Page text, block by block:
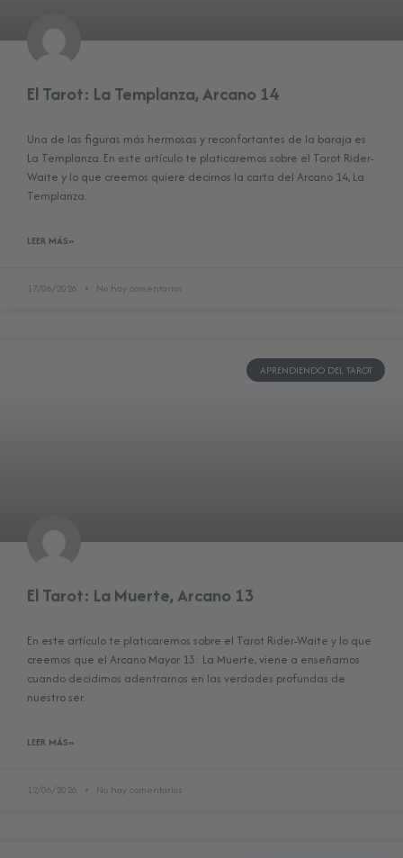
El Tarot: La Templanza, Arcano 14
Una de las figuras más hermosas y reconfortantes de la baraja es
La Templanza. En este artículo te platicaremos sobre el Tarot Rider-
Waite y lo que creemos quiere decirnos la carta del Arcano 14, La
Templanza.
LEER MÁS»
17/06/2026 No hay comentarios
APRENDIENDO DEL TAROT
El Tarot: La Muerte, Arcano 13
En este artículo te platicaremos sobre el Tarot Rider-Waite y lo que
creemos que el Arcano Mayor 13: La Muerte, viene a enseñarnos
cuando decidimos adentrarnos en las verdades profundas de
nuestro ser.
LEER MÁS»
12/06/2026 No hay comentarios